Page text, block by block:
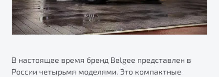
В настоящее время бренд Belgee представлен в
России четырьмя моделями. Это компактные